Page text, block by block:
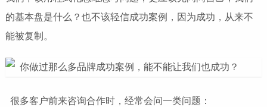
的基本盘是什么？也不该轻信成功案例，因为成功，从来不
能被复制。
很多客户前来咨询合作时，经常会问一类问题：